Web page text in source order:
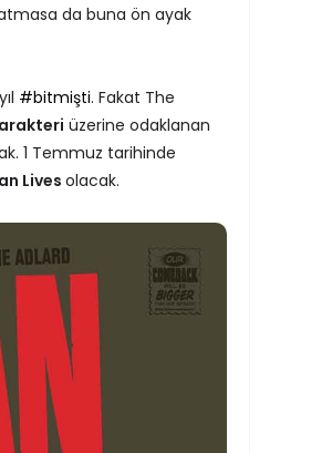
da buna ön ayak
#bitmişti. Fakat The
üzerine odaklanan
1 Temmuz tarihinde
Livesolacak.